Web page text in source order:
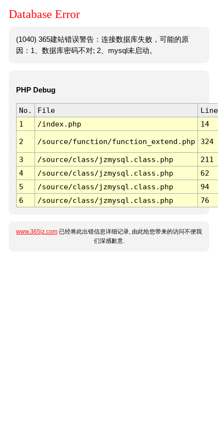
Database Error
(1040) 365建站错误警告：连接数据库失败，可能的原
因：1、数据库密码不对; 2、mysql未启动。
PHP Debug
No. File
Line
1
/index.php 14
2 /source/function/function_extend.php 324
3 /source/class/jzmysql.class.php
211
4
/source/class/jzmysql.class.php
62
5
/source/class/jzmysql.class.php
94
6
/source/class/jzmysql.class.php 76
www.365jz.com 已经将此出错信息详细记录, 由此给您带来的访问不便我
们深感歉意.